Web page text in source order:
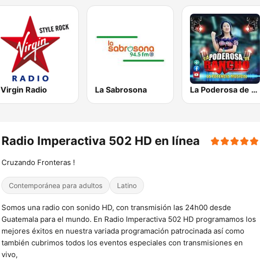
Virgin Radio La Sabrosona La Poderosa de Rancho
Radio Imperactiva 502 HD en línea
Cruzando Fronteras !
Contemporánea para adultos Latino
Somos una radio con sonido HD, con transmisión las 24h00 desde
Guatemala para el mundo. En Radio Imperactiva 502 HD programamos los
mejores éxitos en nuestra variada programación patrocinada así como
también cubrimos todos los eventos especiales con transmisiones en
vivo,